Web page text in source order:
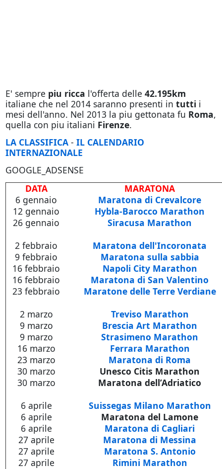
E' sempre piu ricca l'offerta delle 42.195km
italiane che nel 2014 saranno presenti in tutti i
mesi dell'anno. Nel 2013 la piu gettonata fu Roma,
quella con piu italiani Firenze.
LA CLASSIFICA- IL CALENDARIO
INTERNAZIONALE
GOOGLE_ADSENSE
DATA
MARATONA
6 gennaio
Maratona di Crevalcore
12 gennaio
Hybla-Barocco Marathon
26 gennaio
Siracusa Marathon
2 febbraio
Maratona dell'Incoronata
9 febbraio
Maratona sulla sabbia
16 febbraio
Napoli City Marathon
16 febbraio
Maratona di San Valentino
23 febbraio
Maratone delle Terre Verdiane
2 marzo
Treviso Marathon
9 marzo
Brescia Art Marathon
9 marzo
Strasimeno Marathon
16 marzo
Ferrara Marathon
23 marzo
Maratona di Roma
30 marzo
Unesco Citis Marathon
30 marzo
Maratona dell’Adriatico
6 aprile
Suissegas Milano Marathon
6 aprile
Maratona del Lamone
6 aprile
Maratona di Cagliari
27 aprile
Maratona di Messina
27 aprile
Maratona S. Antonio
27 aprile
Rimini Marathon